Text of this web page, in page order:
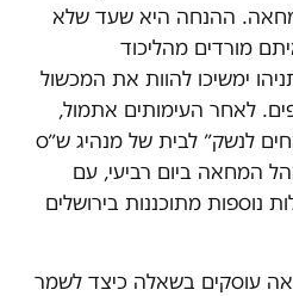
ההנחה היא שעד שלא
מורדים מהליכוד
ימשיכו להוות את המכשול
לאחר העימותים אתמול,
לנשק״ לבית של מנהיג ש״ס
המחאה ביום רביעי, עם
נוספות מתוכננות בירושלים
עוסקים בשאלה כיצד לשמר